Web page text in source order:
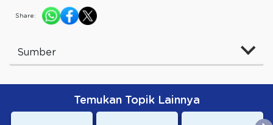
Share:
Sumber
Temukan Topik Lainnya